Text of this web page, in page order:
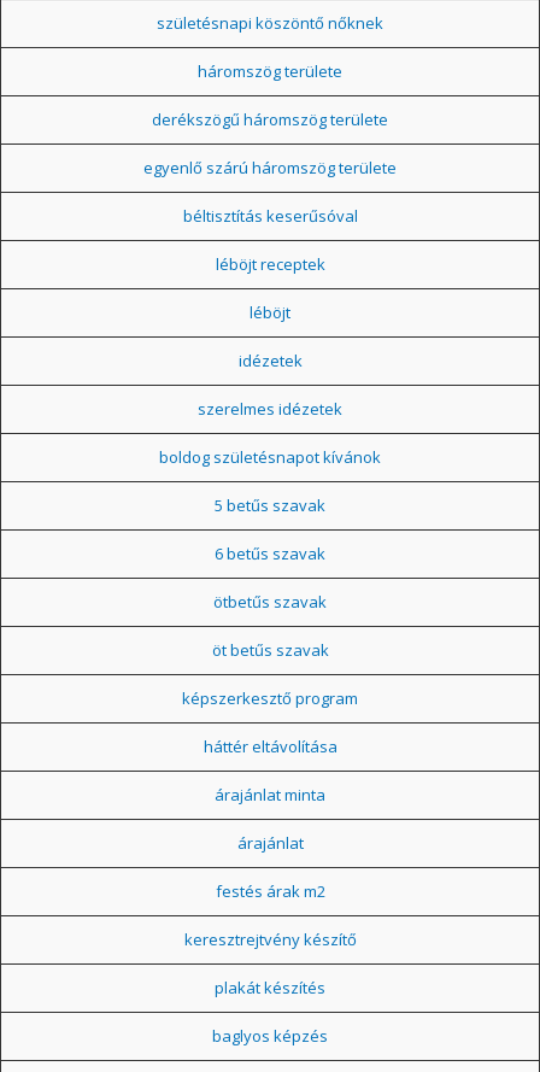
születésnapi köszöntő nőknek
háromszög területe
derékszögű háromszög területe
egyenlő szárú háromszög területe
béltisztítás keserűsóval
léböjt receptek
léböjt
idézetek
szerelmes idézetek
boldog születésnapot kívánok
5 betűs szavak
6 betűs szavak
ötbetűs szavak
öt betűs szavak
képszerkesztő program
háttér eltávolítása
árajánlat minta
árajánlat
festés árak m2
keresztrejtvény készítő
plakát készítés
baglyos képzés